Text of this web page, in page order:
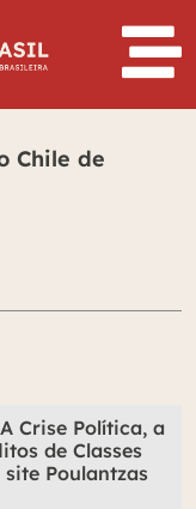
Chile de
Crise Política, a
de Classes
Poulantzas